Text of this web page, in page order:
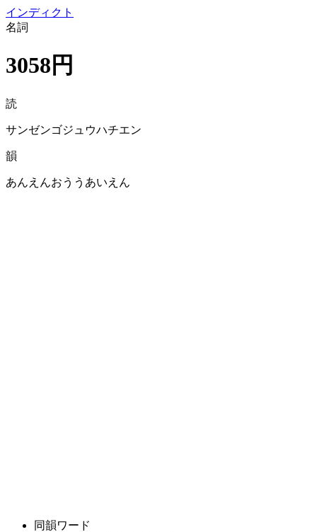
インディクト
名詞
3058円
読
サンゼンゴジュウハチエン
韻
あんえんおううあいえん
同韻ワード